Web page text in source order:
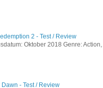
2 - Test / Review
Oktober 2018 Genre:
Dawn - Test / Review